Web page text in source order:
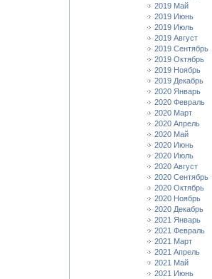
2019 Май
2019 Июнь
2019 Июль
2019 Август
2019 Сентябрь
2019 Октябрь
2019 Ноябрь
2019 Декабрь
2020 Январь
2020 Февраль
2020 Март
2020 Апрель
2020 Май
2020 Июнь
2020 Июль
2020 Август
2020 Сентябрь
2020 Октябрь
2020 Ноябрь
2020 Декабрь
2021 Январь
2021 Февраль
2021 Март
2021 Апрель
2021 Май
2021 Июнь